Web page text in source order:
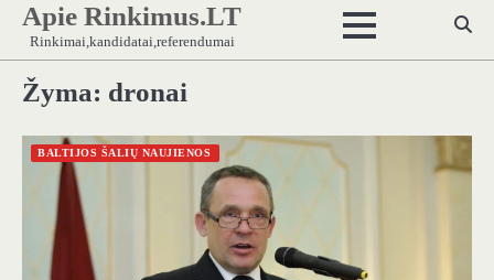
Skip
content
Apie Rinkimus.LT
Rinkimai,kandidatai,referendumai
Žyma: dronai
BALTIJOS ŠALIŲ NAUJIENOS